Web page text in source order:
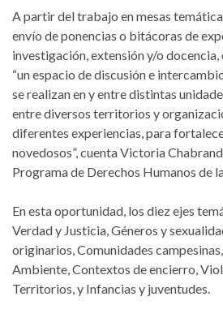
A partir del trabajo en mesas
envío de ponencias o bitácoras de
investigación, extensión y/o
“un espacio de discusión e
se realizan en y entre distintas
entre diversos territorios y
diferentes experiencias, para
novedosos”, cuenta Victoria
Programa de Derechos Humanos de
En esta oportunidad, los diez ejes
Verdad y Justicia, Géneros y
originarios, Comunidades
Ambiente, Contextos de encierro,
Territorios, y Infancias y juventudes.